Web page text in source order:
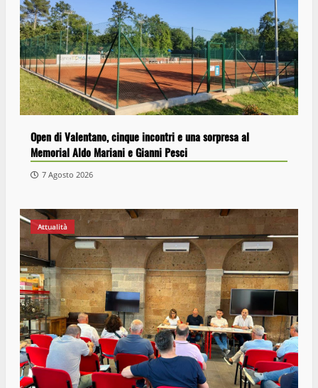
Open di Valentano, cinque incontri e una sorpresa al
Memorial Aldo Mariani e Gianni Pesci
7 Agosto 2026
Attualità